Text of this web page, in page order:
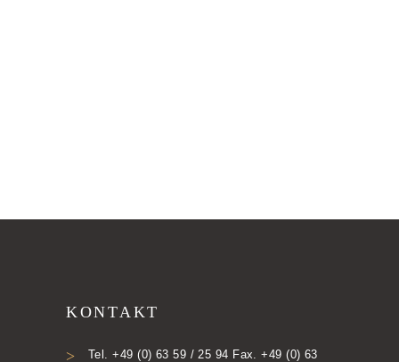
KONTAKT
Tel. +49 (0) 63 59 / 25 94 Fax. +49 (0) 63